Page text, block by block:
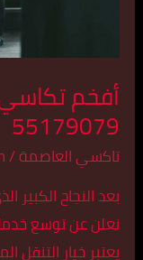
أفخم
55179079
تاكسي العاصمة/
بعد النجاح
نعلن عن توسع
يعتبر خيار